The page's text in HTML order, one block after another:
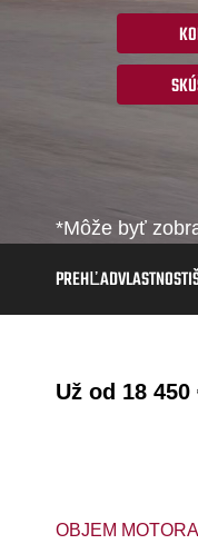
*Môže byť
PREHĽADVLASTNOSTI
Už od 18 450
OBJEM MOTORA